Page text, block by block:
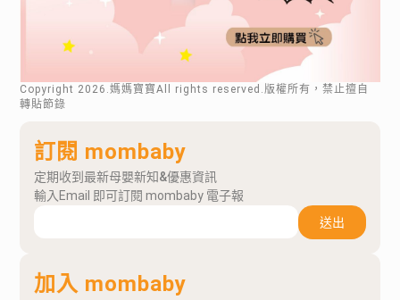
Copyright 2026 .媽媽寶寶All rights reserved.版權所有，禁止擅自
轉貼節錄
訂閱 mombaby
定期收到最新母嬰新知&優惠資訊
輸入Email 即可訂閱 mombaby 電子報
送出
加入 mombaby